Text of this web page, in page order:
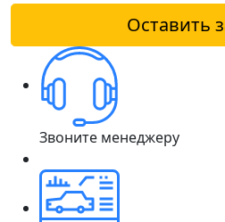
Оставить
Звоните менеджеру